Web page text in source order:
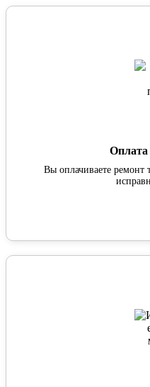
Оплата
Вы оплачиваете ремонт